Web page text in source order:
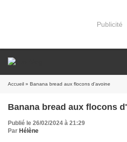
Publicité
Accueil » Banana bread aux flocons d'avoine
Banana bread aux flocons
Publié le 26/02/2024 à 21:29
Par Hélène